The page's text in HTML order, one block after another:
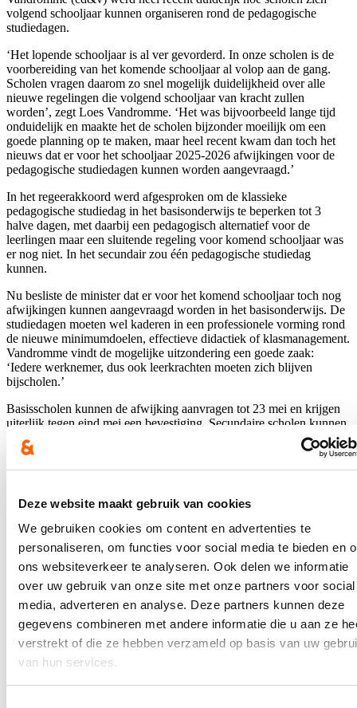
Deze website maakt gebruik van cookies
We gebruiken cookies om content en advertenties te
personaliseren, om functies voor social media te bieden en
ons websiteverkeer te analyseren. Ook delen we informatie
over uw gebruik van onze site met onze partners voor social
media, adverteren en analyse. Deze partners kunnen deze
gegevens combineren met andere informatie die u aan ze
verstrekt of die ze hebben verzameld op basis van uw
van hun services.
volgend schooljaar kunnen organiseren rond de pedagogische
studiedagen.
‘Het lopende schooljaar is al ver gevorderd. In onze scholen is de
voorbereiding van het komende schooljaar al volop aan de gang.
Scholen vragen daarom zo snel mogelijk duidelijkheid over alle
nieuwe regelingen die volgend schooljaar van kracht zullen
worden’, zegt Loes Vandromme. ‘Het was bijvoorbeeld lange tijd
onduidelijk en maakte het de scholen bijzonder moeilijk om een
goede planning op te maken, maar heel recent kwam dan toch het
nieuws dat er voor het schooljaar 2025-2026 afwijkingen voor de
pedagogische studiedagen kunnen worden aangevraagd.’
In het regeerakkoord werd afgesproken om de klassieke
pedagogische studiedag in het basisonderwijs te beperken tot 3
halve dagen, met daarbij een pedagogisch alternatief voor de
leerlingen maar een sluitende regeling voor komend schooljaar was
er nog niet. In het secundair zou één pedagogische studiedag
kunnen.
Nu besliste de minister dat er voor het komend schooljaar toch nog
afwijkingen kunnen aangevraagd worden in het basisonderwijs. De
studiedagen moeten wel kaderen in een professionele vorming rond
de nieuwe minimumdoelen, effectieve didactiek of klasmanagement.
Vandromme vindt de mogelijke uitzondering een goede zaak:
‘Iedere werknemer, dus ook leerkrachten moeten zich blijven
bijscholen.’
Basisscholen kunnen de afwijking aanvragen tot 23 mei en krijgen
uiterlijk tegen eind mei een bevestiging. Secundaire scholen kunnen
één pedagogische studiedag organiseren en kunnen geen
uitzondering vragen.
E-mailadres
Postcode
Ja, ik wens de nieuwsbrief van Loes Vandromme te ontvangen op
bovenstaand e-mailadres.
Klikhierom de privacyvoorwaarden te raadplegen